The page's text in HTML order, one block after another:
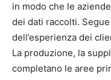
in modo che le
dei dati raccolti.
dell’esperienza dei
La produzione, la
completano le aree